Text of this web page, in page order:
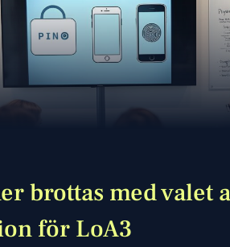
brottas med valet
för LoA3